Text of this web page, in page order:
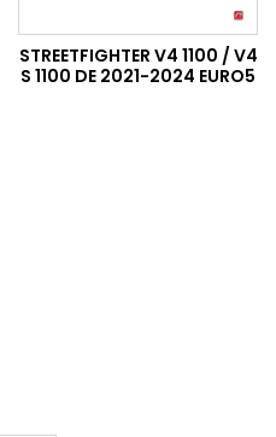
STREETFIGHTER V4 1100 / V4
S 1100 DE 2021-2024 EURO5